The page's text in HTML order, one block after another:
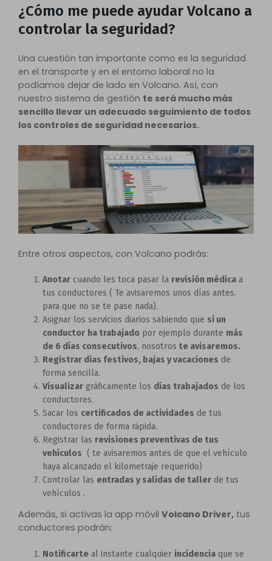
¿Cómo me puede ayudar Volcano a
controlar la seguridad?
Una cuestión tan importante como es la seguridad
en el transporte y en el entorno laboral no la
podíamos dejar de lado en Volcano. Así, con
nuestro sistema de gestión te será mucho más
sencillo llevar un adecuado seguimiento de todos
los controles de seguridad necesarios.
Entre otros aspectos, con Volcano podrás:
Anotar cuando les toca pasar la revisión médica a
tus conductores ( Te avisaremos unos días antes,
para que no se te pase nada).
Asignar los servicios diarios sabiendo que si un
conductor ha trabajado por ejemplo durante más
de 6 días consecutivos, nosotros te avisaremos.
Registrar días festivos, bajas y vacaciones de
forma sencilla.
Visualizar gráficamente los días trabajados de los
conductores.
Sacar los certificados de actividades de tus
conductores de forma rápida.
Registrar las revisiones preventivas de tus
vehículos ( te avisaremos antes de que el vehículo
haya alcanzado el kilometraje requerido)
Controlar las entradas y salidas de taller de tus
vehículos .
Además, si activas la app móvil Volcano Driver, tus
conductores podrán:
Notificarte al instante cualquier incidencia que se